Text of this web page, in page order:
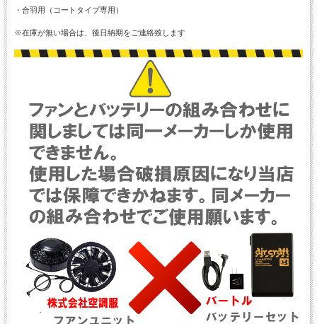
・合羽用（コートタイプ専用）
※在庫が無い場合は、後日納期をご連絡致します